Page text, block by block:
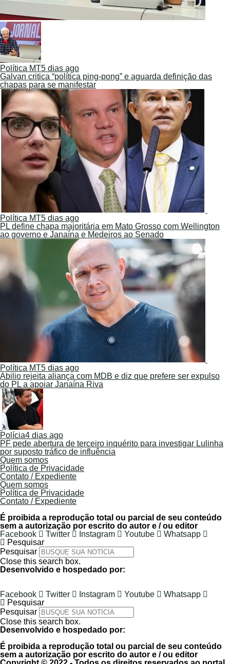
Política MT5 dias ago
Galvan critica “política ping-pong” e aguarda definição das
chapas para se manifestar
Política MT5 dias ago
PL define chapa majoritária em Mato Grosso com Wellington
ao governo e Janaína e Medeiros ao Senado
Política MT5 dias ago
Abilio rejeita aliança com MDB e diz que prefere ser expulso
do PL a apoiar Janaína Riva
Polícia4 dias ago
PF pede abertura de terceiro inquérito para investigar Lulinha
por suposto tráfico de influência
Quem somos
Política de Privacidade
Contato / Expediente
Quem somos
Política de Privacidade
Contato / Expediente
É proibida a reprodução total ou parcial de seu conteúdo
sem a autorização por escrito do autor e / ou editor
Facebook
Twitter Instagram Youtube
Whatsapp
Pesquisar
Pesquisar
Close this search box.
Desenvolvido e hospedado por:
Facebook Twitter Instagram Youtube
Whatsapp
Pesquisar
Pesquisar
Close this search box.
Desenvolvido e hospedado por:
É proibida a reprodução total ou parcial de seu conteúdo
sem a autorização por escrito do autor e / ou editor